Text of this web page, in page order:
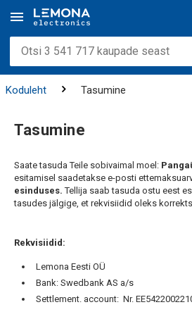
Koduleht Tasumine
Tasumine
Saate tasuda Teile sobivaimal moel:
esitamisel saadetakse e-posti
esinduses. Tellija saab tasuda ostu eest
tasudes jälgige, et rekvisiidid oleks
Rekvisiidid:
Lemona Eesti OÜ
Bank: Swedbank AS a/s
Settlement. account: Nr.